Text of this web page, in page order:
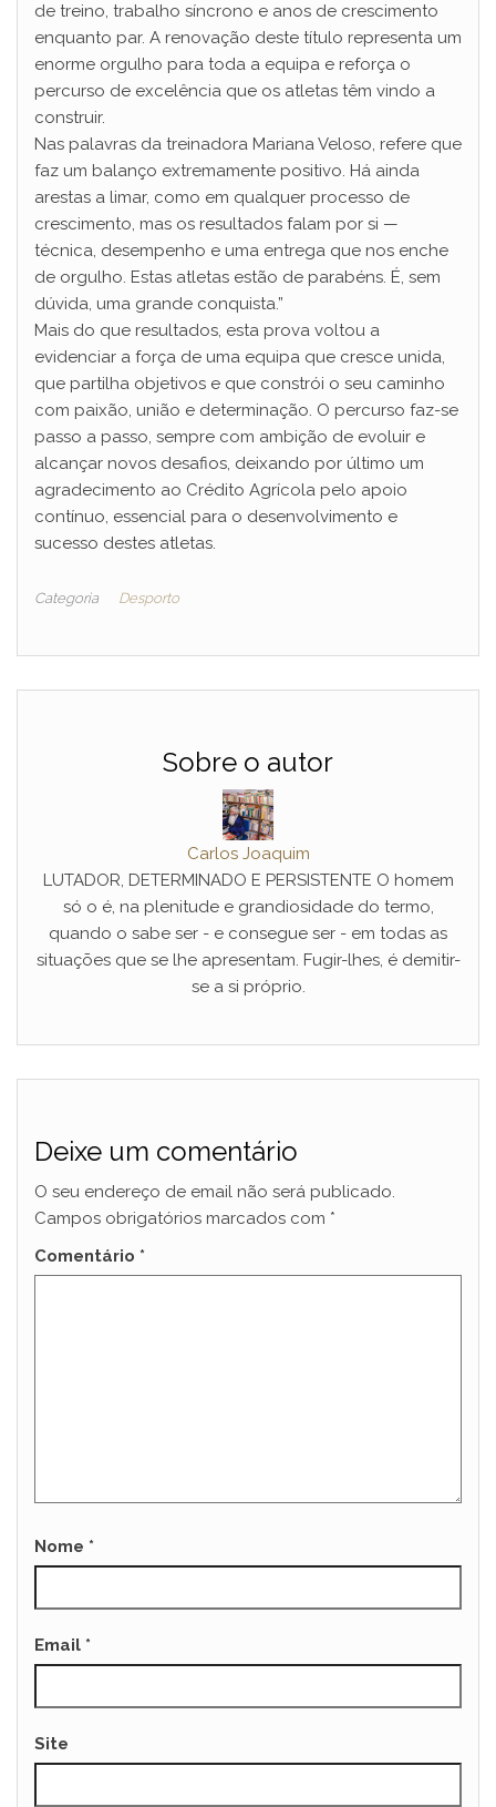
de treino, trabalho síncrono e anos de crescimento
enquanto par. A renovação deste título representa um
enorme orgulho para toda a equipa e reforça o
percurso de excelência que os atletas têm vindo a
construir.
Nas palavras da treinadora Mariana Veloso, refere que
faz um balanço extremamente positivo. Há ainda
arestas a limar, como em qualquer processo de
crescimento, mas os resultados falam por si —
técnica, desempenho e uma entrega que nos enche
de orgulho. Estas atletas estão de parabéns. É, sem
dúvida, uma grande conquista.”
Mais do que resultados, esta prova voltou a
evidenciar a força de uma equipa que cresce unida,
que partilha objetivos e que constrói o seu caminho
com paixão, união e determinação. O percurso faz-se
passo a passo, sempre com ambição de evoluir e
alcançar novos desafios, deixando por último um
agradecimento ao Crédito Agrícola pelo apoio
contínuo, essencial para o desenvolvimento e
sucesso destes atletas.
Categoria Desporto
Sobre o autor
Carlos Joaquim
LUTADOR, DETERMINADO E PERSISTENTE O homem
só o é, na plenitude e grandiosidade do termo,
quando o sabe ser - e consegue ser - em todas as
situações que se lhe apresentam. Fugir-lhes, é demitir-
se a si próprio.
Deixe um comentário
O seu endereço de email não será publicado.
Campos obrigatórios marcados com *
Comentário *
Nome *
Email *
Site